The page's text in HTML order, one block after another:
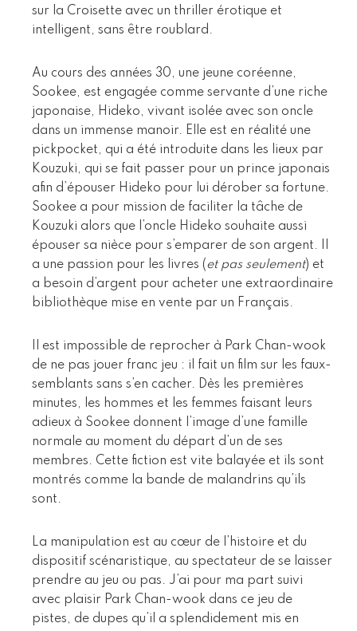
sur la Croisette avec un thriller érotique et
intelligent, sans être roublard.
Au cours des années 30, une jeune coréenne,
Sookee, est engagée comme servante d’une riche
japonaise, Hideko, vivant isolée avec son oncle
dans un immense manoir. Elle est en réalité une
pickpocket, qui a été introduite dans les lieux par
Kouzuki, qui se fait passer pour un prince japonais
afin d’épouser Hideko pour lui dérober sa fortune.
Sookee a pour mission de faciliter la tâche de
Kouzuki alors que l’oncle Hideko souhaite aussi
épouser sa nièce pour s’emparer de son argent. Il
a une passion pour les livres (et pas seulement) et
a besoin d’argent pour acheter une extraordinaire
bibliothèque mise en vente par un Français.
Il est impossible de reprocher à Park Chan-wook
de ne pas jouer franc jeu : il fait un film sur les faux-
semblants sans s’en cacher. Dès les premières
minutes, les hommes et les femmes faisant leurs
adieux à Sookee donnent l’image d’une famille
normale au moment du départ d’un de ses
membres. Cette fiction est vite balayée et ils sont
montrés comme la bande de malandrins qu’ils
sont.
La manipulation est au cœur de l’histoire et du
dispositif scénaristique, au spectateur de se laisser
prendre au jeu ou pas. J’ai pour ma part suivi
avec plaisir Park Chan-wook dans ce jeu de
pistes, de dupes qu’il a splendidement mis en